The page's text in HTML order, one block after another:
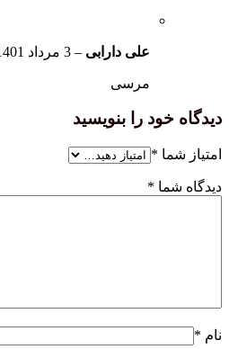
علی دارابی – 3 مرداد 1401
مرسی
دیدگاه خود را بنویسید
امتیاز شما*
دیدگاه شما*
نام*